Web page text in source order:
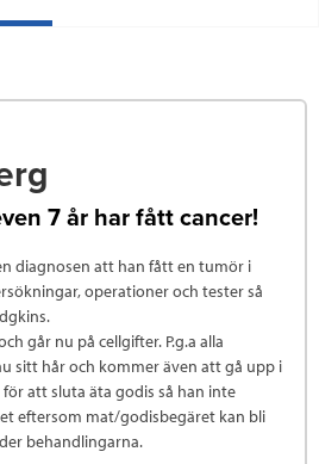
7 år har fått cancer!
diagnosen att han fått en tumör i
operationer och tester så
går nu på cellgifter. P.g.a alla
sitt hår och kommer även att gå upp i
att sluta äta godis så han inte
eftersom mat/godisbegäret kan bli
behandlingarna.